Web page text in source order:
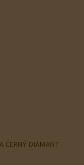
ČERNÝ DIAMANT